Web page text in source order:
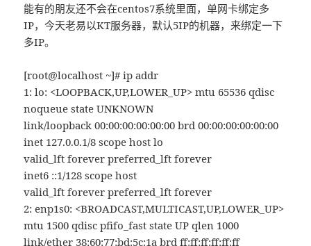
能有的朋友还不会在centos7系统里面，单网卡绑定多
IP，今天老易以KT服务器，默认5IP的机器，来绑定一下
多IP。
[root@localhost ~]# ip addr
1: lo: <LOOPBACK,UP,LOWER_UP> mtu 65536 qdisc
noqueue state UNKNOWN
link/loopback 00:00:00:00:00:00 brd 00:00:00:00:00:00
inet 127.0.0.1/8 scope host lo
valid_lft forever preferred_lft forever
inet6 ::1/128 scope host
valid_lft forever preferred_lft forever
2: enp1s0: <BROADCAST,MULTICAST,UP,LOWER_UP>
mtu 1500 qdisc pfifo_fast state UP qlen 1000
link/ether 38:60:77:bd:5c:1a brd ff:ff:ff:ff:ff:ff